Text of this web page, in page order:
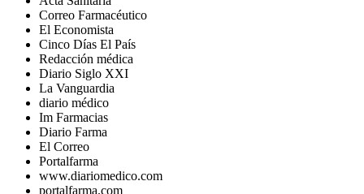
Correo Farmacéutico
El Economista
Cinco Días El País
Redacción médica
Diario Siglo XXI
La Vanguardia
diario médico
Im Farmacias
Diario Farma
El Correo
Portalfarma
www.diariomedico.com
portalfarma.com